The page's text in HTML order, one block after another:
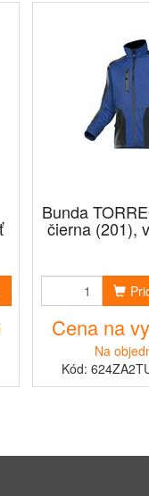
Bunda
čierna (201),
Cena na
Na
Kód: